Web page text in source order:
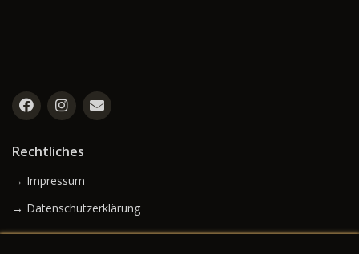
Rechtliches
→ Impressum
→ Datenschutzerklärung